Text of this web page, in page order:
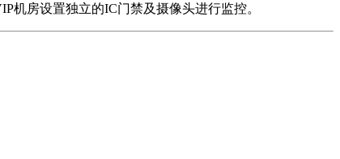
机房设置独立的IC门禁及摄像头进行监控。